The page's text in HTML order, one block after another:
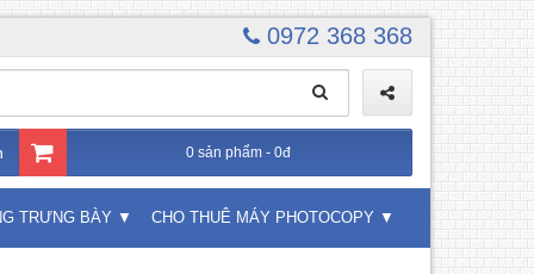
0972 368 368
0 sản phẩm - 0đ
TRƯNG BÀY CHO THUÊ MÁY PHOTOCOPY